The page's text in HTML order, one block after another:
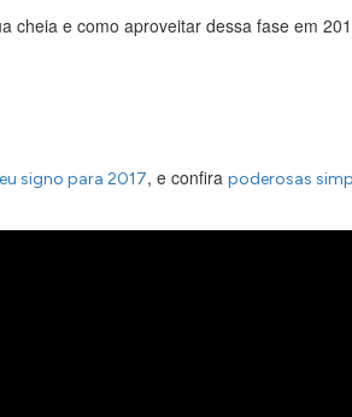
cheia e como aproveitar dessa fase em
signo para 2017, e confira poderosas